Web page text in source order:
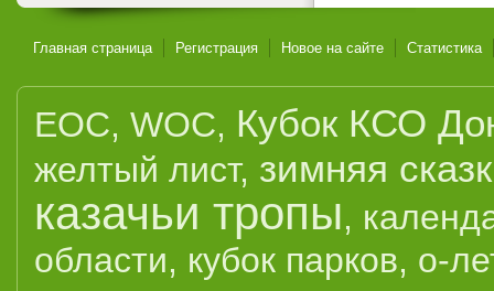
Главная страница Регистрация Новое на сайте Статистика
EOC, WOC, Кубок КСО
желтый лист, зимняя
казачьи тропы,
области, кубок парков, о-